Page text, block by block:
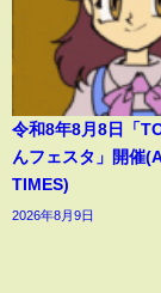
令和8年8月8日「
んフェスタ」開催
TIMES)
2026年8月9日